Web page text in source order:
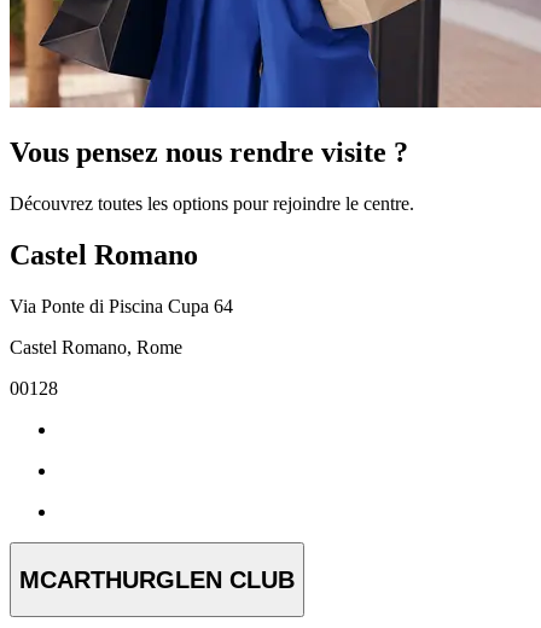
Vous pensez nous rendre visite ?
Découvrez toutes les options pour rejoindre le centre.
Castel Romano
Via Ponte di Piscina Cupa 64
Castel Romano, Rome
00128
MCARTHURGLEN CLUB